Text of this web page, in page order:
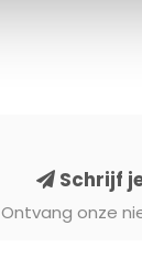
Schrijf
Ontvang onze